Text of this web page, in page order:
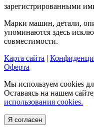
зарегистрированными
Марки машин, детали,
упоминаются здесь
совместимости.
Карта сайта |
Оферта
Мы используем cookies
Оставаясь на нашем
использования cookies.
Я согласен